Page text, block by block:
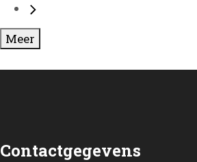
Meer
Contactgegevens